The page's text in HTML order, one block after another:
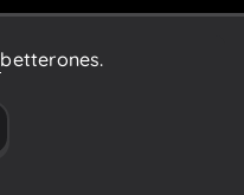
betterones.